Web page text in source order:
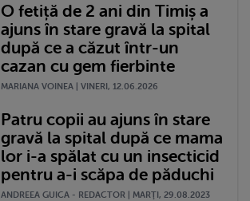
O fetiță de 2 ani din Timiș a
ajuns în stare gravă la spital
după ce a căzut într-un
cazan cu gem fierbinte
MARIANA VOINEA | VINERI, 12.06.2026
Patru copii au ajuns în stare
gravă la spital după ce mama
lor i-a spălat cu un insecticid
pentru a-i scăpa de păduchi
ANDREEA GUICA - REDACTOR | MARŢI, 29.08.2023